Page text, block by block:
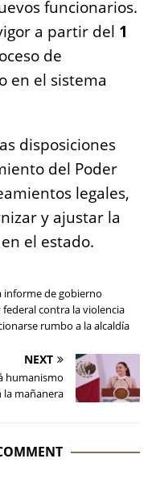
funcionarios.
a partir del 1
de
en el sistema
disposiciones
del Poder
legales,
y ajustar la
el estado.
de gobierno
contra la violencia
rumbo a la alcaldía
NEXT
humanismo
la mañanera